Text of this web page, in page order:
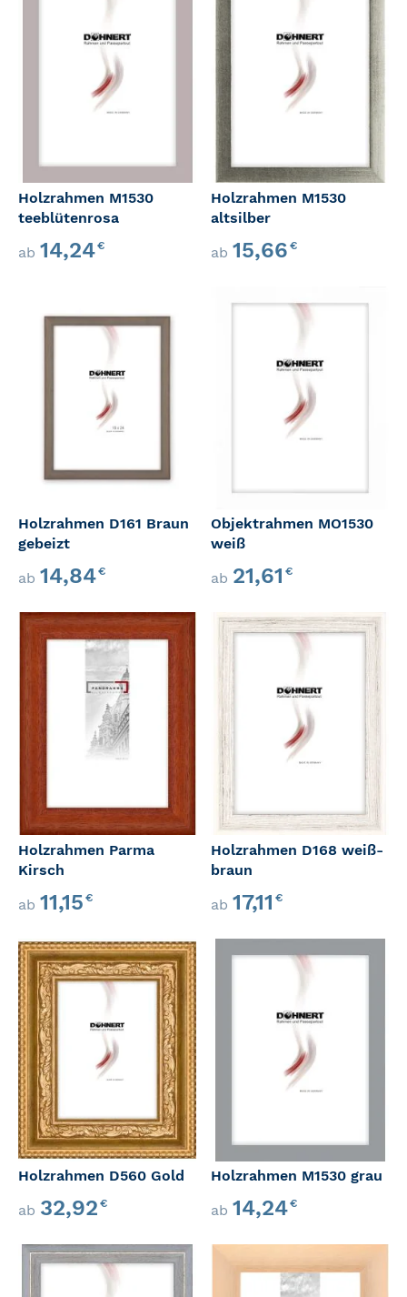
Holzrahmen M1530
teeblütenrosa
ab 14,24€
Holzrahmen M1530
altsilber
ab 15,66€
Holzrahmen D161 Braun
gebeizt
ab 14,84€
Objektrahmen MO1530
weiß
ab 21,61€
Holzrahmen Parma
Kirsch
ab 11,15€
Holzrahmen D168 weiß-
braun
ab 17,11€
Holzrahmen D560 Gold
ab 32,92€
Holzrahmen M1530 grau
ab 14,24€